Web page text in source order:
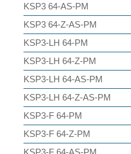
KSP3 64-AS-PM
KSP3 64-Z-AS-PM
KSP3-LH 64-PM
KSP3-LH 64-Z-PM
KSP3-LH 64-AS-PM
KSP3-LH 64-Z-AS-PM
KSP3-F 64-PM
KSP3-F 64-Z-PM
KSP3-F 64-AS-PM